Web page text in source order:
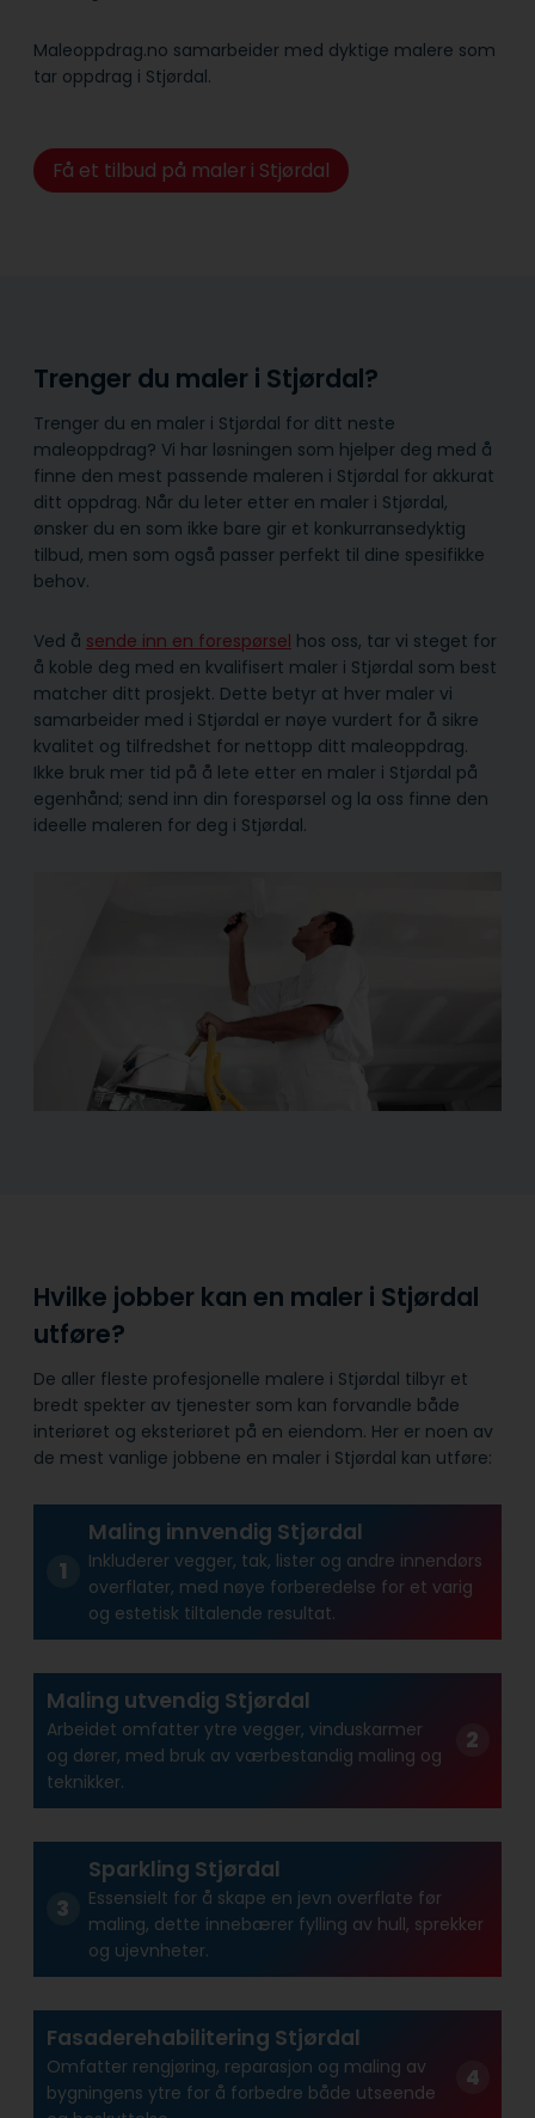
Maleoppdrag.no samarbeider med dyktige malere som
tar oppdrag i Stjørdal.
Få et tilbud på maler i Stjørdal
Trenger du maler i Stjørdal?
Trenger du en maler i Stjørdal for ditt neste
maleoppdrag? Vi har løsningen som hjelper deg med å
finne den mest passende maleren i Stjørdal for akkurat
ditt oppdrag. Når du leter etter en maler i Stjørdal,
ønsker du en som ikke bare gir et konkurransedyktig
tilbud, men som også passer perfekt til dine spesifikke
behov.
Ved å sende inn en forespørsel hos oss, tar vi steget for
å koble deg med en kvalifisert maler i Stjørdal som best
matcher ditt prosjekt. Dette betyr at hver maler vi
samarbeider med i Stjørdal er nøye vurdert for å sikre
kvalitet og tilfredshet for nettopp ditt maleoppdrag.
Ikke bruk mer tid på å lete etter en maler i Stjørdal på
egenhånd; send inn din forespørsel og la oss finne den
ideelle maleren for deg i Stjørdal.
Hvilke jobber kan en maler i Stjørdal
utføre?
De aller fleste profesjonelle malere i Stjørdal tilbyr et
bredt spekter av tjenester som kan forvandle både
interiøret og eksteriøret på en eiendom. Her er noen av
de mest vanlige jobbene en maler i Stjørdal kan utføre:
Maling innvendig Stjørdal
Inkluderer vegger, tak, lister og andre innendørs
overflater, med nøye forberedelse for et varig
og estetisk tiltalende resultat.
Maling utvendig Stjørdal
Arbeidet omfatter ytre vegger, vinduskarmer
og dører, med bruk av værbestandig maling og
teknikker.
Sparkling Stjørdal
Essensielt for å skape en jevn overflate før
maling, dette innebærer fylling av hull, sprekker
og ujevnheter.
Fasaderehabilitering Stjørdal
Omfatter rengjøring, reparasjon og maling av
bygningens ytre for å forbedre både utseende